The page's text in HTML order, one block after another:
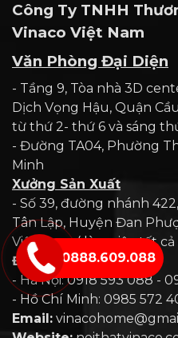
Công Ty TNHH
Vinaco Việt Nam
Văn Phòng Đại Diện
- Tầng 9, Tòa nhà 3D
Dịch Vọng Hậu, Quận
từ thứ 2- thứ 6 và sáng
- Đường TA04, Phường
Minh
Xưởng Sản Xuất
- Số 39, đường nhánh
Tân Lập, Huyện Đan
Việt Nam ( làm việc tất
Điện Thoại:
- Hà Nội: 0918 593 088 -
- Hồ Chí Minh: 0985 572
Email:
0888.609.088